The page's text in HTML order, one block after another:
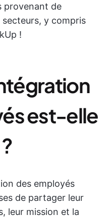
provenant de
y compris
!
est-elle
des employés
de partager leur
leur mission et la